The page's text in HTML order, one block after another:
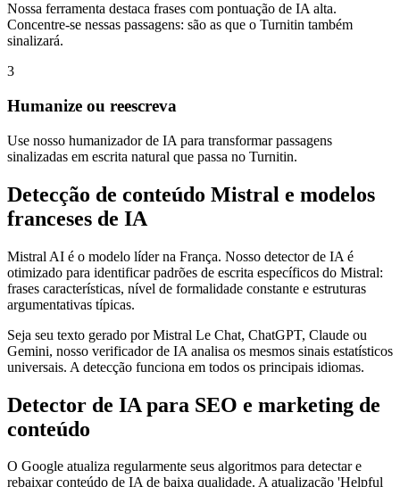
Nossa ferramenta destaca frases com pontuação de IA alta.
Concentre-se nessas passagens: são as que o Turnitin também
sinalizará.
3
Humanize ou reescreva
Use nosso humanizador de IA para transformar passagens
sinalizadas em escrita natural que passa no Turnitin.
Detecção de conteúdo Mistral e modelos
franceses de IA
Mistral AI é o modelo líder na França. Nosso detector de IA é
otimizado para identificar padrões de escrita específicos do Mistral:
frases características, nível de formalidade constante e estruturas
argumentativas típicas.
Seja seu texto gerado por Mistral Le Chat, ChatGPT, Claude ou
Gemini, nosso verificador de IA analisa os mesmos sinais estatísticos
universais. A detecção funciona em todos os principais idiomas.
Detector de IA para SEO e marketing de
conteúdo
O Google atualiza regularmente seus algoritmos para detectar e
rebaixar conteúdo de IA de baixa qualidade. A atualização 'Helpful